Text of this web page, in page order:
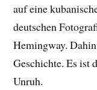
auf eine
deutschen
Hemingway.
Geschichte. Es ist
Unruh.